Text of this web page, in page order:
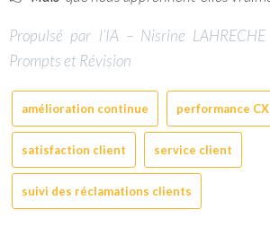
Propulsé par l’IA – Nisrine LAHRECHE
Prompts et Révision
amélioration continue performance CX
satisfaction client service client
suivi des réclamations clients